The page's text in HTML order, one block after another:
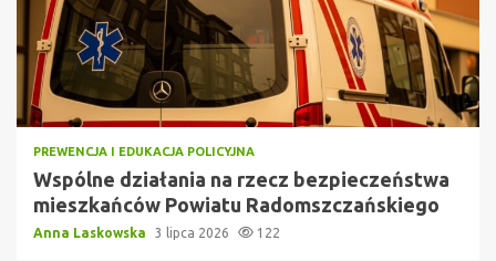
PREWENCJA I EDUKACJA POLICYJNA
Wspólne działania na rzecz bezpieczeństwa
mieszkańców Powiatu Radomszczańskiego
Anna Laskowska 3 lipca 2026 122